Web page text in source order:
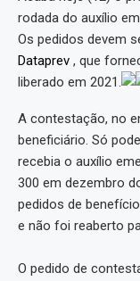
rodada do auxílio
Os pedidos devem
Dataprev , que
liberado em 2021.
A contestação, no
beneficiário. Só
recebia o auxílio
300 em dezembro
pedidos de
e não foi reaberto
O pedido de